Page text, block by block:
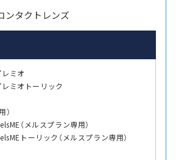
ンタクトレンズ
ミオ
ミオトーリック
（メルスプラン専用）
トーリック（メルスプラン専用）